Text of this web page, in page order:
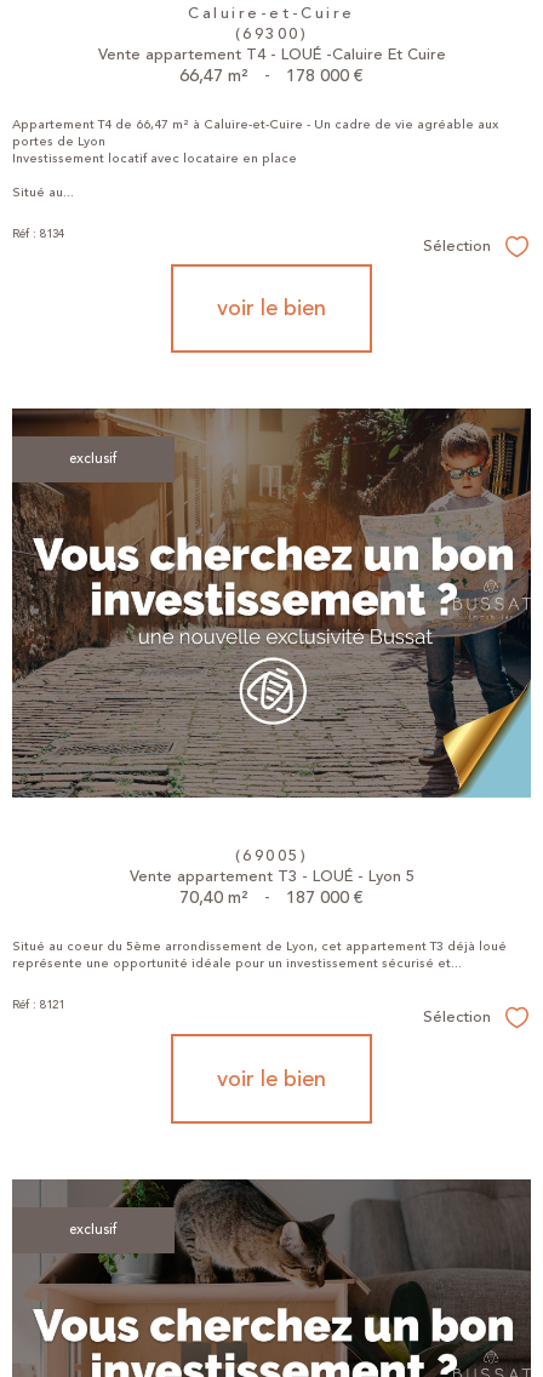
Caluire-et-Cuire
(69300)
Vente appartement T4 - LOUÉ -Caluire Et Cuire
66,47 m² - 178 000 €
Appartement T4 de 66,47 m² à Caluire-et-Cuire - Un cadre de vie agréable aux
portes de Lyon
Investissement locatif avec locataire en place
Situé au...
Réf : 8134 Sélection
voir le bien
exclusif
(69005)
Vente appartement T3 - LOUÉ - Lyon 5
70,40 m² - 187 000 €
Situé au coeur du 5ème arrondissement de Lyon, cet appartement T3 déjà loué
représente une opportunité idéale pour un investissement sécurisé et...
Réf : 8121 Sélection
voir le bien
exclusif